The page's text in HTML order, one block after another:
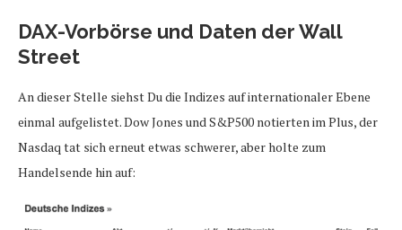
DAX-Vorbörse und Daten der Wall
Street
An dieser Stelle siehst Du die Indizes auf internationaler Ebene
einmal aufgelistet. Dow Jones und S&P500 notierten im Plus, der
Nasdaq tat sich erneut etwas schwerer, aber holte zum
Handelsende hin auf: